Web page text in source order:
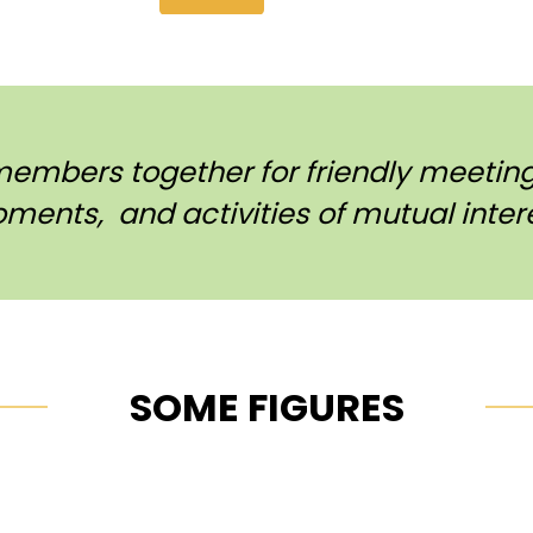
together for friendly
and activities of mutual
SOME FIGURES